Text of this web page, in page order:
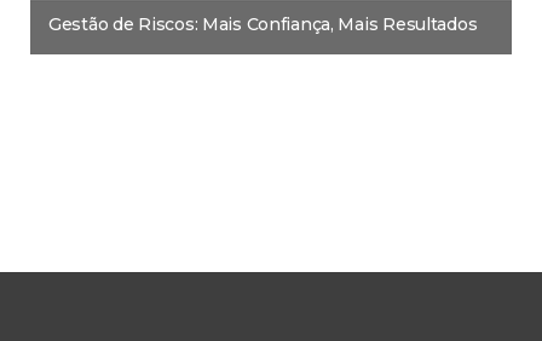
Gestão de Riscos: Mais Confiança, Mais Resultados